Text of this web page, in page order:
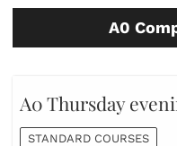
A0
A0 Thursday
STANDARD COURSES